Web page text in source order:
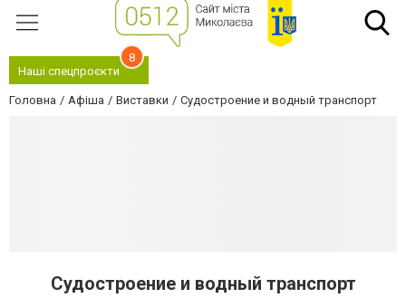
Наші спецпроєкти
8
Головна Афіша Виставки Судостроение и водный транспорт
Судостроение и водный транспорт